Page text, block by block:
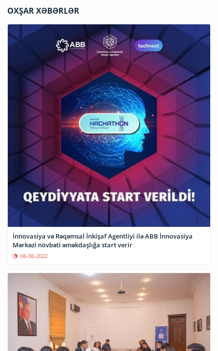
OXŞAR XƏBƏRLƏR
İnnovasiya və Rəqəmsal İnkişaf Agentliyi ilə ABB İnnovasiya
Mərkəzi növbəti əməkdaşlığa start verir
06-06-2022